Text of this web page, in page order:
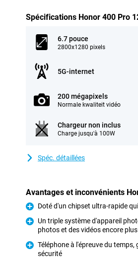
Spécifications Honor 400 Pro
6.7 pouce
2800x1280 pixels
5G-internet
200 mégapixels
Normale kwaliteit vidéo
Chargeur non inclus
Charge jusqu'à 100W
Spéc. détaillées
Avantages et inconvénients
Pour
Doté d'un chipset ultra-rapide
Pour
Un triple système d'appareil
photos et des vidéos encore
Pour
Téléphone à l'épreuve du
sécurité